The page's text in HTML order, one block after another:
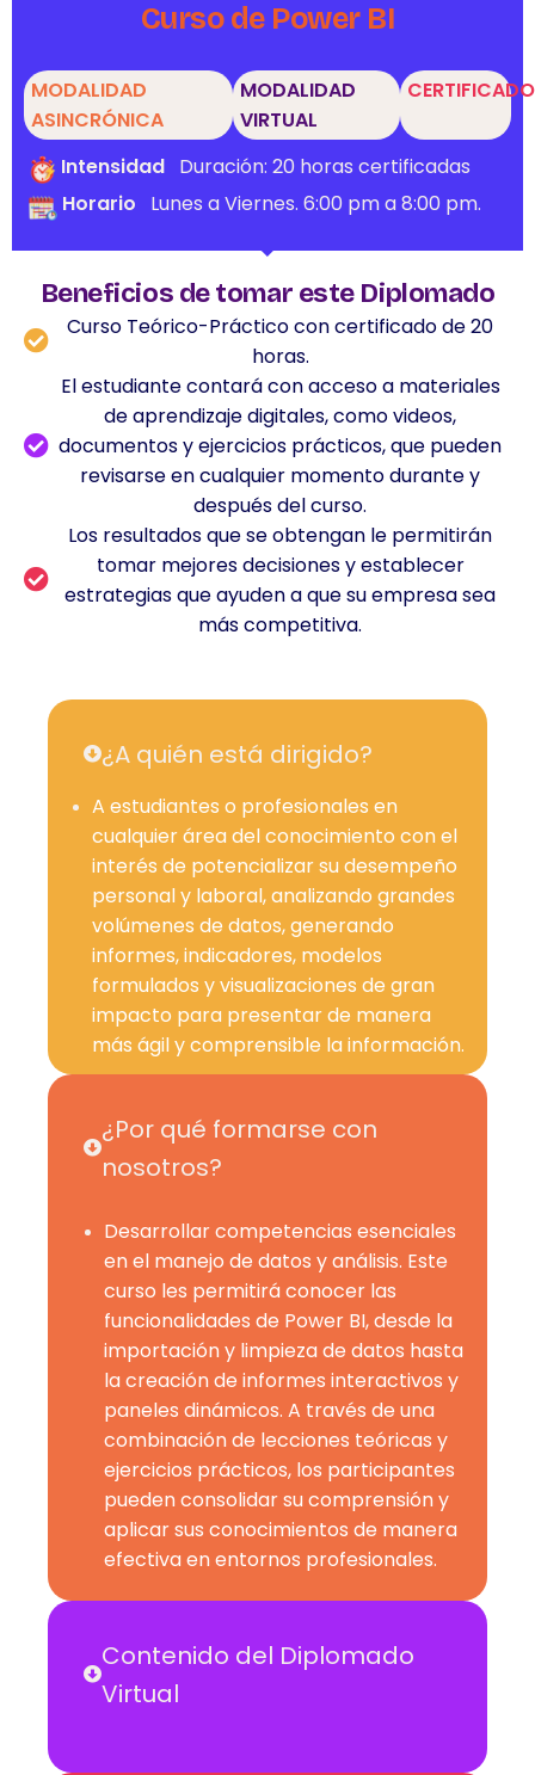
Curso de Power BI
MODALIDAD
ASINCRÓNICA
MODALIDAD
VIRTUAL
CERTIFICADO
Intensidad Duración: 20 horas certificadas
Horario
Lunes a Viernes. 6:00 pm a 8:00 pm.
Beneficios de tomar este Diplomado
Curso Teórico-Práctico con certificado de 20
horas.
El estudiante contará con acceso a materiales
de aprendizaje digitales, como videos,
documentos y ejercicios prácticos, que pueden
revisarse en cualquier momento durante y
después del curso.
Los resultados que se obtengan le permitirán
tomar mejores decisiones y establecer
estrategias que ayuden a que su empresa sea
más competitiva.
¿A quién está dirigido?
A estudiantes o profesionales en
cualquier área del conocimiento con el
interés de potencializar su desempeño
personal y laboral, analizando grandes
volúmenes de datos, generando
informes, indicadores, modelos
formulados y visualizaciones de gran
impacto para presentar de manera
más ágil y comprensible la información.
¿Por qué formarse con
nosotros?
Desarrollar competencias esenciales
en el manejo de datos y análisis. Este
curso les permitirá conocer las
funcionalidades de Power BI, desde la
importación y limpieza de datos hasta
la creación de informes interactivos y
paneles dinámicos. A través de una
combinación de lecciones teóricas y
ejercicios prácticos, los participantes
pueden consolidar su comprensión y
aplicar sus conocimientos de manera
efectiva en entornos profesionales.
Contenido del Diplomado
Virtual